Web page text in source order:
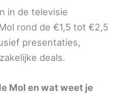
in de televisie
rond de €1,5 tot €2,5
presentaties,
deals.
Mol en wat weet je